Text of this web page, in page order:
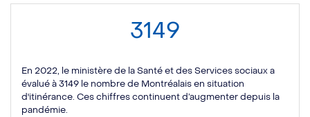
3149
En 2022, le ministère de la Santé et des Services sociaux a
évalué à 3149 le nombre de Montréalais en situation
d'itinérance. Ces chiffres continuent d’augmenter depuis la
pandémie.